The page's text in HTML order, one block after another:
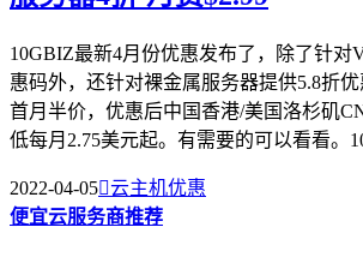
10GBIZ最新4月份优惠发布了，除了针对
惠码外，还针对裸金属服务器提供5.8折
首月半价，优惠后中国香港/美国洛杉矶
低每月2.75美元起。有需要的可以看看。
2022-04-05云主机优惠
便宜云服务商推荐